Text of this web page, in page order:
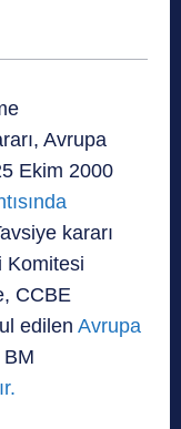
Avrupa
Ekim 2000
kararı
Komitesi
CCBE
edilen Avrupa
BM